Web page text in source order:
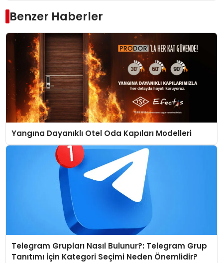
Benzer Haberler
Yangına Dayanıklı Otel Oda Kapıları Modelleri
Telegram Grupları Nasıl Bulunur?: Telegram Grup
Tanıtımı İçin Kategori Seçimi Neden Önemlidir?